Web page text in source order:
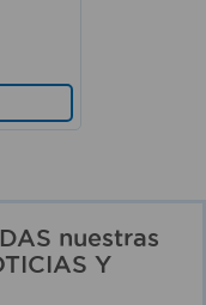
nuestras
Y